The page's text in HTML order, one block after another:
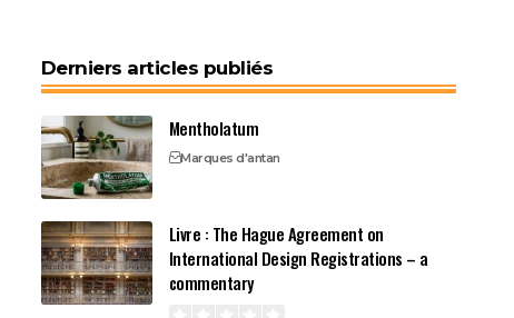
Derniers articles publiés
Mentholatum
Marques d'antan
Livre : The Hague Agreement on
International Design Registrations – a
commentary